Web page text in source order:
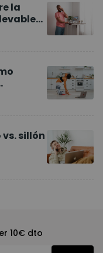
la
sillón
10€ dto